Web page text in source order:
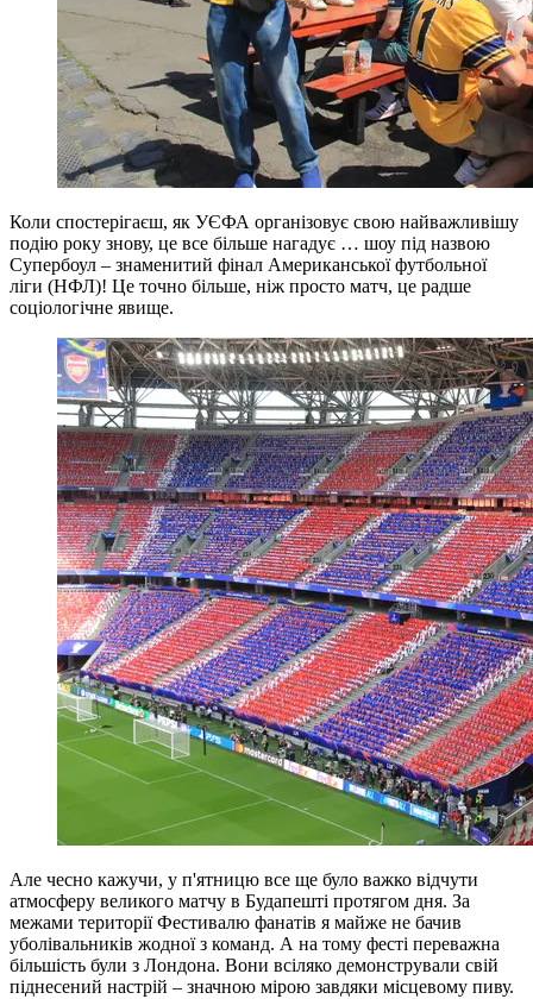
Коли спостерігаєш, як УЄФА організовує свою найважливішу
подію року знову, це все більше нагадує … шоу під назвою
Супербоул – знаменитий фінал Американської футбольної
ліги (НФЛ)! Це точно більше, ніж просто матч, це радше
соціологічне явище.
Але чесно кажучи, у п'ятницю все ще було важко відчути
атмосферу великого матчу в Будапешті протягом дня. За
межами території Фестивалю фанатів я майже не бачив
уболівальників жодної з команд. А на тому фесті переважна
більшість були з Лондона. Вони всіляко демонстрували свій
піднесений настрій – значною мірою завдяки місцевому пиву.